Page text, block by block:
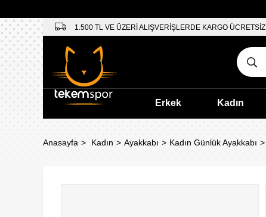
1.500 TL VE ÜZERİ ALIŞVERİŞLERDE KARGO ÜCRETSİZ
Erkek Kadın
Anasayfa Kadın Ayakkabı Kadın Günlük Ayakkabı